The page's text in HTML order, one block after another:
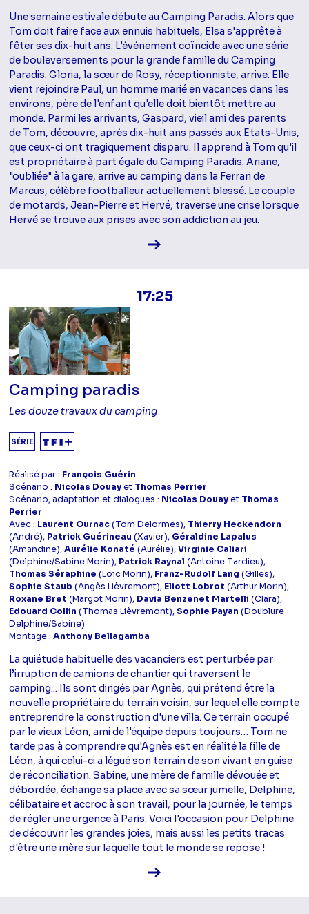
Une semaine estivale débute au Camping Paradis. Alors que
Tom doit faire face aux ennuis habituels, Elsa s'apprête à
fêter ses dix-huit ans. L'événement coïncide avec une série
de bouleversements pour la grande famille du Camping
Paradis. Gloria, la sœur de Rosy, réceptionniste, arrive. Elle
vient rejoindre Paul, un homme marié en vacances dans les
environs, père de l'enfant qu'elle doit bientôt mettre au
monde. Parmi les arrivants, Gaspard, vieil ami des parents
de Tom, découvre, après dix-huit ans passés aux Etats-Unis,
que ceux-ci ont tragiquement disparu. Il apprend à Tom qu'il
est propriétaire à part égale du Camping Paradis. Ariane,
"oubliée" à la gare, arrive au camping dans la Ferrari de
Marcus, célèbre footballeur actuellement blessé. Le couple
de motards, Jean-Pierre et Hervé, traverse une crise lorsque
Hervé se trouve aux prises avec son addiction au jeu.
Voir la fiche diffusion
17:25
Camping paradis
Les douze travaux du camping
SÉRIE
Réalisé par : François Guérin
Scénario : Nicolas Douayet Thomas Perrier
Scénario, adaptation et dialogues : Nicolas Douayet Thomas
Perrier
Avec : Laurent Ournac(Tom Delormes), Thierry Heckendorn
(André), Patrick Guérineau (Xavier), Géraldine Lapalus
(Amandine),Aurélie Konaté (Aurélie),Virginie Caliari
(Delphine/Sabine Morin), Patrick Raynal (Antoine Tardieu),
Thomas Séraphine (Loïc Morin), Franz-Rudolf Lang (Gilles),
Sophie Staub (Angès Lièvremont), Eliott Lobrot (Arthur Morin),
Roxane Bret (Margot Morin), Davia Benzenet Martelli (Clara),
Edouard Collin (Thomas Lièvremont),Sophie Payan (Doublure
Delphine/Sabine)
Montage :Anthony Bellagamba
La quiétude habituelle des vacanciers est perturbée par
l’irruption de camions de chantier qui traversent le
camping... Ils sont dirigés par Agnès, qui prétend être la
nouvelle propriétaire du terrain voisin, sur lequel elle compte
entreprendre la construction d'une villa. Ce terrain occupé
par le vieux Léon, ami de l'équipe depuis toujours… Tom ne
tarde pas à comprendre qu'Agnès est en réalité la fille de
Léon, à qui celui-ci a légué son terrain de son vivant en guise
de réconciliation. Sabine, une mère de famille dévouée et
débordée, échange sa place avec sa sœur jumelle, Delphine,
célibataire et accroc à son travail, pour la journée, le temps
de régler une urgence à Paris. Voici l'occasion pour Delphine
de découvrir les grandes joies, mais aussi les petits tracas
d'être une mère sur laquelle tout le monde se repose !
Voir la fiche diffusion